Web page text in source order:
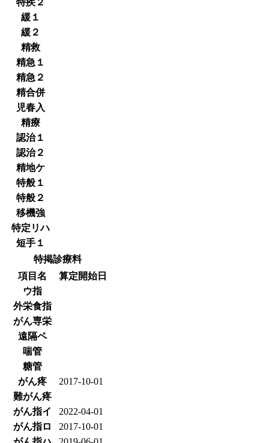
緩１
緩２
精救
精急１
精急２
精合併
児春入
精療
認治１
認治２
精地ケ
特般１
特般２
移機強
特定リハ
短手１
特掲診療料
項目名
算定開始日
ウ指
外栄食指
がん専栄
遠隔ペ
喘管
糖管
がん疼
2017-10-01
難がん疼
がん指イ
2022-04-01
がん指ロ
2017-10-01